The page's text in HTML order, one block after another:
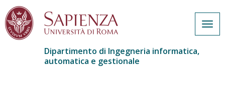
Dipartimento di Ingegneria informatica,
automatica e gestionale